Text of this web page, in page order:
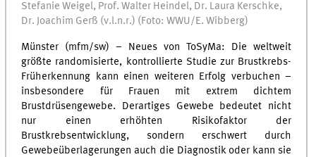
Stefanie Weigel, Prof. Walter Heindel, Dr. Laura Kerschke,
Dr. Joachim Gerß (v.l.n.r.) (Foto: WWU/E. Wibberg)
Münster (mfm/sw) – Neues von ToSyMa: Die weltweit
größte randomisierte, kontrollierte Studie zur Brustkrebs-
Früherkennung kann einen weiteren Erfolg verbuchen –
insbesondere für Frauen mit extrem dichtem
Brustdrüsengewebe. Derartiges Gewebe bedeutet nicht
nur einen erhöhten Risikofaktor der
Brustkrebsentwicklung, sondern erschwert durch
Gewebeüberlagerungen auch die Diagnostik oder kann sie